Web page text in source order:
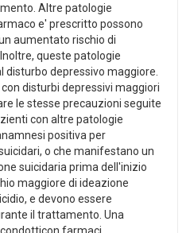
Altre patologie
e' prescritto possono
aumentato rischio di
queste patologie
disturbo depressivo maggiore.
disturbi depressivi maggiori
le stesse precauzioni seguite
con altre patologie
positiva per
o che manifestano un
suicidaria prima dell'inizio
maggiore di ideazione
e devono essere
il trattamento. Una
farmaci